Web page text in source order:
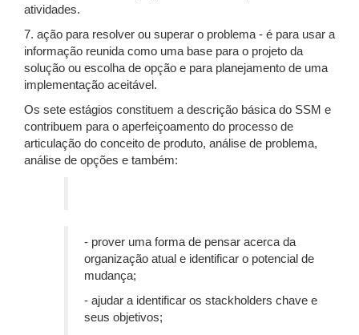
atividades.
7. ação para resolver ou superar o problema - é para usar a
informação reunida como uma base para o projeto da
solução ou escolha de opção e para planejamento de uma
implementação aceitável.
Os sete estágios constituem a descrição básica do SSM e
contribuem para o aperfeiçoamento do processo de
articulação do conceito de produto, análise de problema,
análise de opções e também:
- prover uma forma de pensar acerca da
organização atual e identificar o potencial de
mudança;
- ajudar a identificar os stackholders chave e
seus objetivos;